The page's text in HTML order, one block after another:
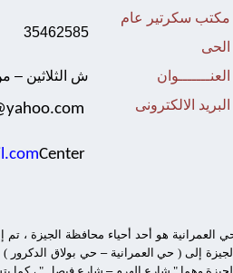
مكتب سكرتير عام
الحى
35462585
العنـــــــوان
البريد الالكترونى
ش الثلاثين –
Center
الجيزة إلى ( حي العمرانية–